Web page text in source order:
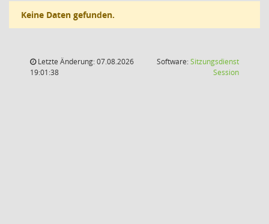
Keine Daten gefunden.
Letzte Änderung: 07.08.2026
19:01:38
Software:Sitzungsdienst
Session(Wird in